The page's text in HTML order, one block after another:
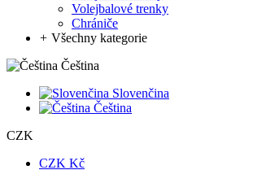
Volejbalové trenky
Chrániče
+ Všechny kategorie
Čeština
Slovenčina
Čeština
CZK
CZK Kč